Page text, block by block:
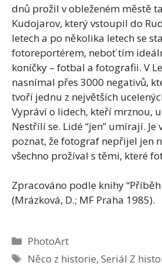
dnů prožil v obleženém městě
Kudojarov, který vstoupil do
letech a po několika letech se
fotoreportérem, neboť tím
koníčky – fotbal a fotografii. V
nasnímal přes 3000 negativů,
tvoří jednu z největších
Vypráví o lidech, kteří mrznou,
Nestřílí se. Lidé “jen” umírají. Je
poznat, že fotograf nepřijel jen
všechno prožíval s těmi, které
Zpracováno podle knihy
(Mrázková, D.; MF Praha 1985).
Rubriky
PhotoArt
Štítky
Něco z historie,Seriál Z